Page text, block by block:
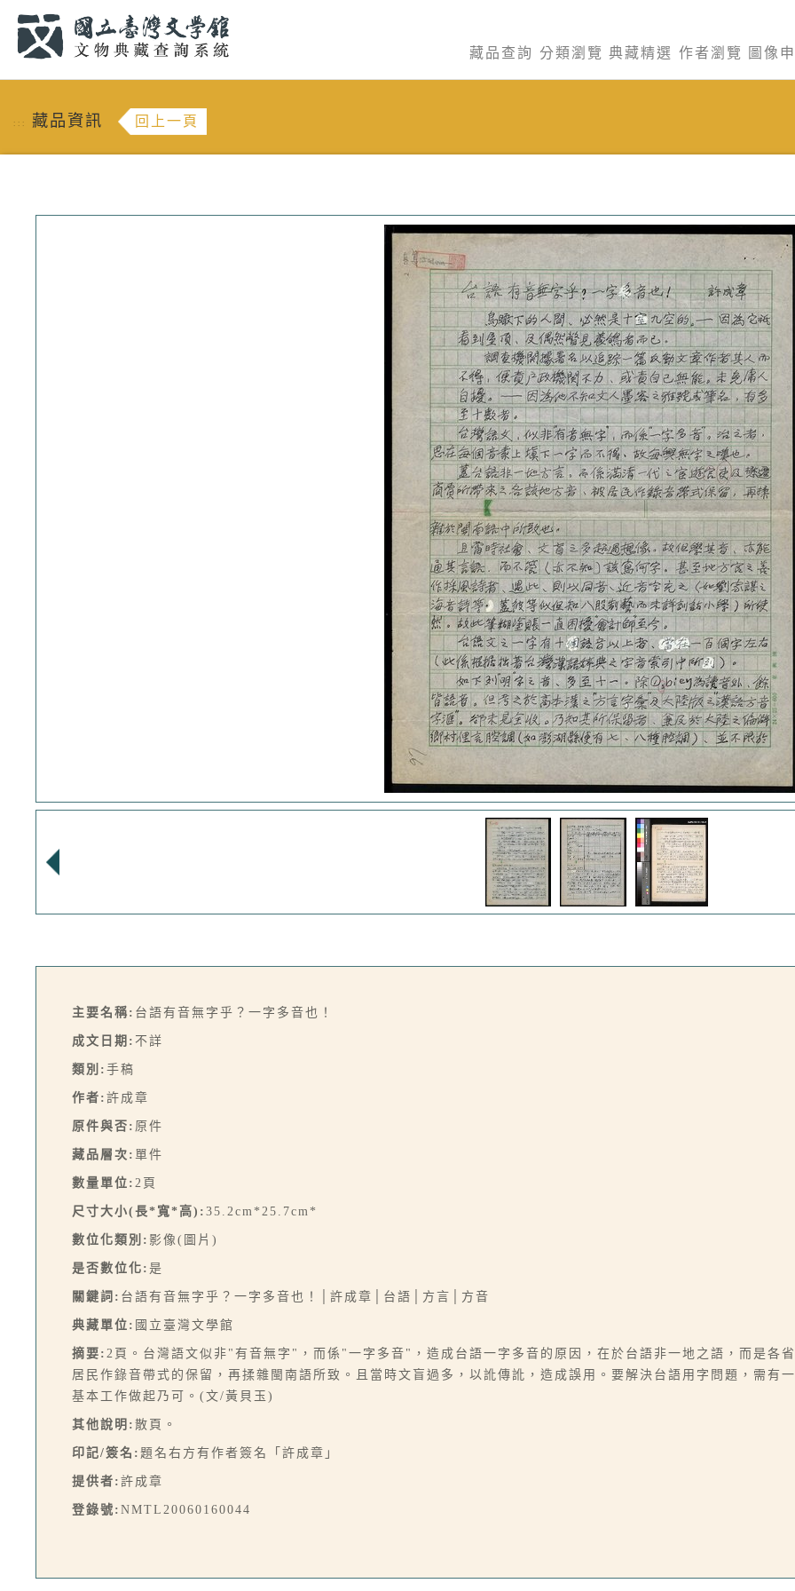
藏品查詢 分類瀏覽 典藏精選 作者瀏覽 圖像
::: 藏品資訊 回上一頁
主要名稱: 台語有音無字乎？一字多音也！
成文日期: 不詳
類別: 手稿
作者: 許成章
原件與否: 原件
藏品層次: 單件
數量單位: 2頁
尺寸大小(長*寬*高): 35.2cm*25.7cm*
數位化類別: 影像(圖片)
是否數位化: 是
關鍵詞: 台語有音無字乎？一字多音也！│許成章│台語│方言│方音
典藏單位: 國立臺灣文學館
摘要: 2頁。台灣語文似非"有音無字"，而係"一字多音"，造成台語一字多音的原因，在於台語非一地之語，而是各
居民作錄音帶式的保留，再揉雜閩南語所致。且當時文盲過多，以訛傳訛，造成誤用。要解決台語用字問題，需有
基本工作做起乃可。(文/黃貝玉)
其他說明: 散頁。
印記/簽名: 題名右方有作者簽名「許成章」
提供者: 許成章
登錄號: NMTL20060160044